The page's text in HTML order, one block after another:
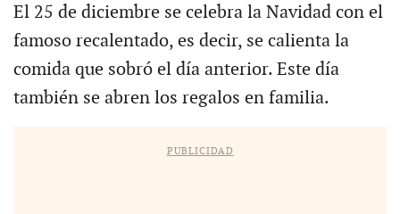
El 25 de diciembre se celebra la Navidad con el
famoso recalentado, es decir, se calienta la
comida que sobró el día anterior. Este día
también se abren los regalos en familia.
PUBLICIDAD